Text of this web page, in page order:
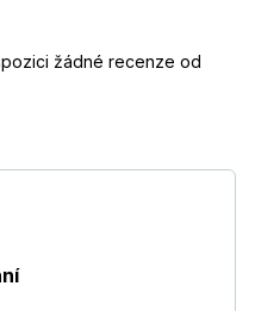
žádné recenze od